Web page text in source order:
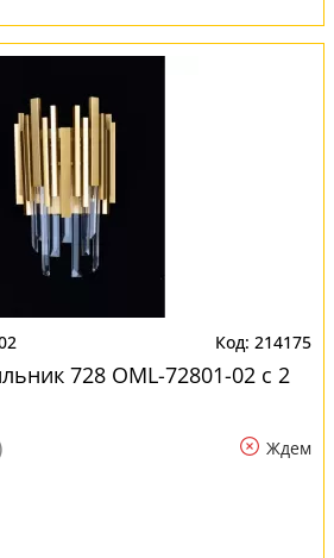
214175
728 OML-72801-02 с 2
Ждем